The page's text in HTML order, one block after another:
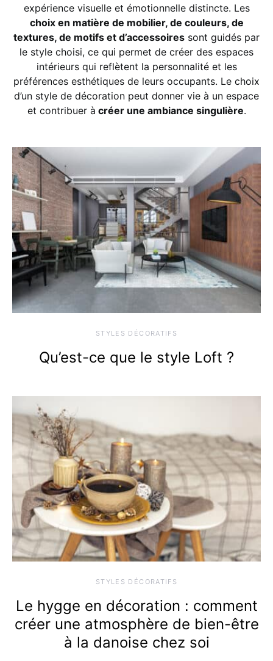
expérience visuelle et émotionnelle distincte. Les
choix en matière de mobilier, de couleurs, de
textures, de motifs et d’accessoires sont guidés par
le style choisi, ce qui permet de créer des espaces
intérieurs qui reflètent la personnalité et les
préférences esthétiques de leurs occupants. Le choix
d’un style de décoration peut donner vie à un espace
et contribuer à créer une ambiance singulière.
STYLES DÉCORATIFS
Qu’est-ce que le style Loft ?
STYLES DÉCORATIFS
Le hygge en décoration : comment
créer une atmosphère de bien-être
à la danoise chez soi